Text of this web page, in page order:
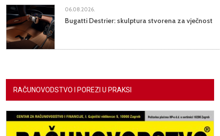
06.08.2026.
Bugatti Destrier: skulptura stvorena za vječnost
RAČUNOVODSTVO I POREZI U PRAKSI